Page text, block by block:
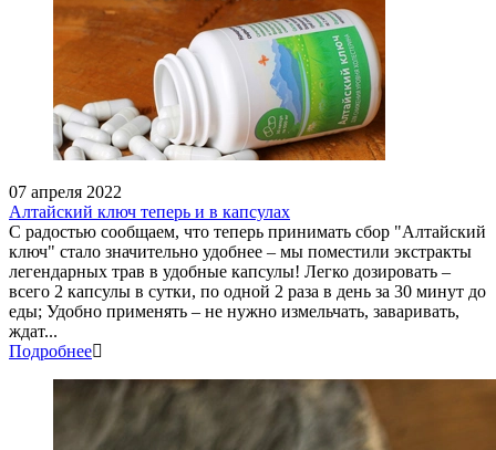
07 апреля 2022
Алтайский ключ теперь и в капсулах
С радостью сообщаем, что теперь принимать сбор "Алтайский
ключ" стало значительно удобнее – мы поместили экстракты
легендарных трав в удобные капсулы! Легко дозировать –
всего 2 капсулы в сутки, по одной 2 раза в день за 30 минут до
еды; Удобно применять – не нужно измельчать, заваривать,
ждат...
Подробнее